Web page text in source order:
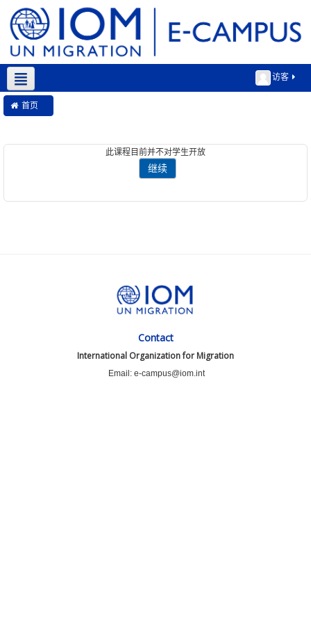
访客
简体中文 ‎(zh_cn)‎
首页
此课程目前并不对学生开放
Contact
International Organization for Migration
Email: e-campus@iom.int